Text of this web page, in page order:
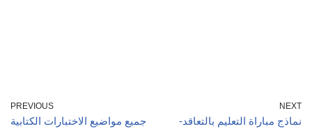
PREVIOUS
جميع مواضيع الاختبارات الكتابية
NEXT
نماذج مباراة التعليم بالتعاقد-